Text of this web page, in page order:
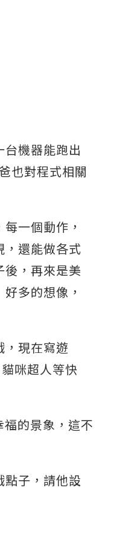
機器能跑出
也對程式相關
一個動作，
，還能做各式
後，再來是美
多的想像，
，現在寫遊
咪超人等快
的景象，這不
點子，請他設